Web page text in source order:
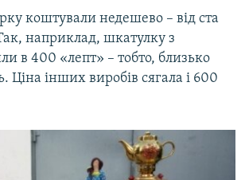
коштували недешево – від ста
наприклад, шкатулку з
в 400 «лепт» – тобто, близько
Ціна інших виробів сягала і 600